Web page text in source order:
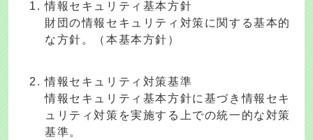
情報セキュリティ基本方針
財団の情報セキュリティ対策に関する基本的
な方針。（本基本方針）
情報セキュリティ対策基準
情報セキュリティ基本方針に基づき情報セキ
ュリティ対策を実施する上での統一的な対策
基準。